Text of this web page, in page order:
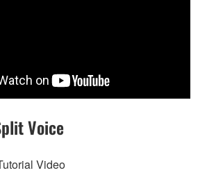
Voice
Video